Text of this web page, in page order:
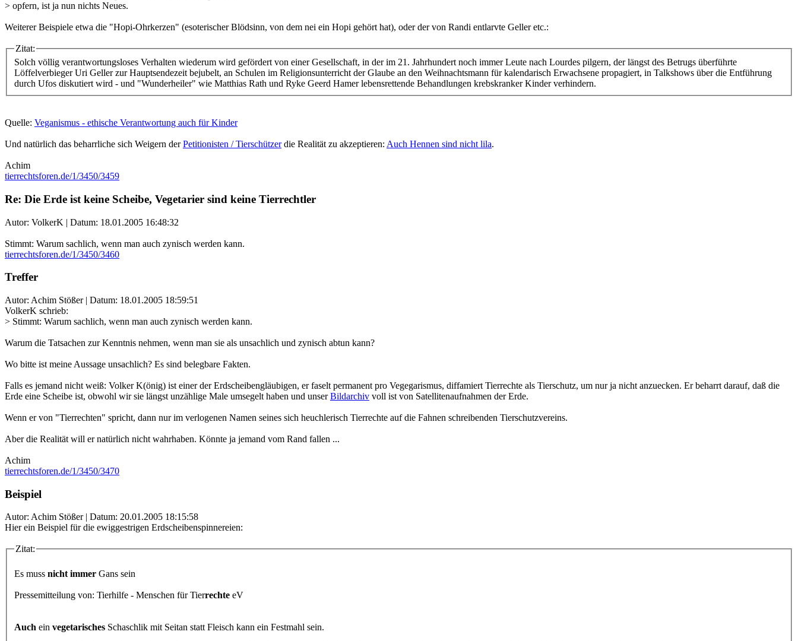
> opfern, ist ja nun nichts Neues.
Weiterer Beispiele etwa die "Hopi-Ohrkerzen" (esoterischer Blödsinn, von dem nei ein Hopi gehört hat), oder der von Randi entlarvte Geller etc.:
Zitat:
Solch völlig verantwortungsloses Verhalten wiederum wird gefördert von einer Gesellschaft, in der im 21. Jahrhundert noch immer Leute nach Lourdes pilgern, der längst des Betrugs überführte
Löffelverbieger Uri Geller zur Hauptsendezeit bejubelt, an Schulen im Religionsunterricht der Glaube an den Weihnachtsmann für kalendarisch Erwachsene propagiert, in Talkshows über die Entführung
durch Ufos diskutiert wird - und "Wunderheiler" wie Matthias Rath und Ryke Geerd Hamer lebensrettende Behandlungen krebskranker Kinder verhindern.
Quelle: Veganismus - ethische Verantwortung auch für Kinder
Und natürlich das beharrliche sich Weigern derPetitionisten / Tierschützerdie Realität zu akzeptieren: Auch Hennen sind nicht lila.
Achim
tierrechtsforen.de/1/3450/3459
Re: Die Erde ist keine Scheibe, Vegetarier sind keine Tierrechtler
Autor: VolkerK | Datum: 18.01.2005 16:48:32
Stimmt: Warum sachlich, wenn man auch zynisch werden kann.
tierrechtsforen.de/1/3450/3460
Treffer
Autor: Achim Stößer | Datum: 18.01.2005 18:59:51
VolkerK schrieb:
> Stimmt: Warum sachlich, wenn man auch zynisch werden kann.
Warum die Tatsachen zur Kenntnis nehmen, wenn man sie als unsachlich und zynisch abtun kann?
Wo bitte ist meine Aussage unsachlich? Es sind belegbare Fakten.
Falls es jemand nicht weiß: Volker K(önig) ist einer der Erdscheibengläubigen, er faselt permanent pro Vegegarismus, diffamiert Tierrechte als Tierschutz, um nur ja nicht anzuecken. Er beharrt darauf, daß die
Erde eine Scheibe ist, obwohl wir sie längst unzählige Male umsegelt haben und unserBildarchiv voll ist von Satellitenaufnahmen der Erde.
Wenn er von "Tierrechten" spricht, dann nur im verlogenen Namen seines sich heuchlerisch Tierrechte auf die Fahnen schreibenden Tierschutzvereins.
Aber die Realität will er natürlich nicht wahrhaben. Könnte ja jemand vom Rand fallen ...
Achim
tierrechtsforen.de/1/3450/3470
Beispiel
Autor: Achim Stößer | Datum: 20.01.2005 18:15:58
Hier ein Beispiel für die ewiggestrigen Erdscheibenspinnereien:
Zitat:
Es muss nicht immer Gans sein
Pressemitteilung von: Tierhilfe - Menschen für Tierrechte eV
Auch ein vegetarisches Schaschlik mit Seitan statt Fleisch kann ein Festmahl sein.